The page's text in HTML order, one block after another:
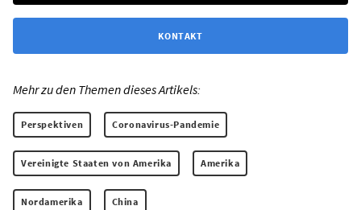
KONTAKT
Mehr zu den Themen dieses Artikels:
Perspektiven Coronavirus-Pandemie
Vereinigte Staaten von Amerika Amerika
Nordamerika China